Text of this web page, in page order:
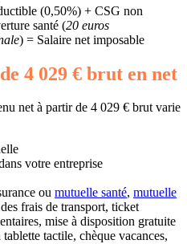
(0,50%) + CSG non
santé (20 euros
) = Salaire net imposable
4 029 € brut en net
net à partir de 4 029 € brut varie
votre entreprise
ou mutuelle santé, mutuelle
frais de transport, ticket
mise à disposition gratuite
tactile, chèque vacances,